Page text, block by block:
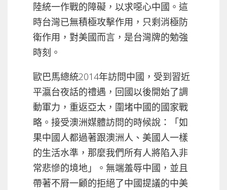
陸統一作戰的障礙，以求噁心中國。這
時台灣已無積極攻擊作用，只剩消極防
衛作用，對美國而言，是台灣牌的勉強
時刻。
歐巴馬總統2014年訪問中國，受到習近
平瀛台夜話的禮遇，回國以後開始了調
動軍力，重返亞太，圍堵中國的國家戰
略。接受澳洲媒體訪問的時候說：「如
果中國人都過著跟澳洲人、美國人一樣
的生活水準，那麼我們所有人將陷入非
常悲慘的境地」。無端羞辱中國，並且
帶著不㞕一顧的拒絕了中國提議的中美